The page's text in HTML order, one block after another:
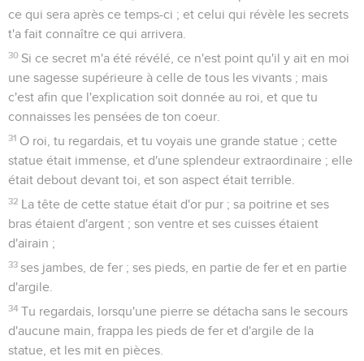
ce qui sera après ce temps-ci ; et celui qui révèle les secrets
t'a fait connaître ce qui arrivera.
30 Si ce secret m'a été révélé, ce n'est point qu'il y ait en moi
une sagesse supérieure à celle de tous les vivants ; mais
c'est afin que l'explication soit donnée au roi, et que tu
connaisses les pensées de ton coeur.
31 O roi, tu regardais, et tu voyais une grande statue ; cette
statue était immense, et d'une splendeur extraordinaire ; elle
était debout devant toi, et son aspect était terrible.
32 La tête de cette statue était d'or pur ; sa poitrine et ses
bras étaient d'argent ; son ventre et ses cuisses étaient
d'airain ;
33 ses jambes, de fer ; ses pieds, en partie de fer et en partie
d'argile.
34 Tu regardais, lorsqu'une pierre se détacha sans le secours
d'aucune main, frappa les pieds de fer et d'argile de la
statue, et les mit en pièces.